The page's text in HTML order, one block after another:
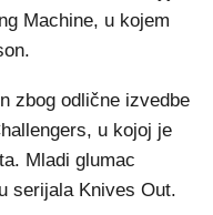
Machine, u kojem
zbog odlične izvedbe
u kojoj je
Mladi glumac
serijala Knives Out.